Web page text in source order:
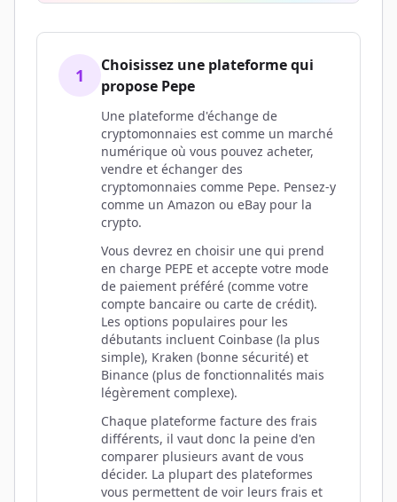
1
Choisissez une plateforme qui
propose Pepe
Une plateforme d'échange de
cryptomonnaies est comme un marché
numérique où vous pouvez acheter,
vendre et échanger des
cryptomonnaies comme Pepe. Pensez-y
comme un Amazon ou eBay pour la
crypto.
Vous devrez en choisir une qui prend
en charge PEPE et accepte votre mode
de paiement préféré (comme votre
compte bancaire ou carte de crédit).
Les options populaires pour les
débutants incluent Coinbase (la plus
simple), Kraken (bonne sécurité) et
Binance (plus de fonctionnalités mais
légèrement complexe).
Chaque plateforme facture des frais
différents, il vaut donc la peine d'en
comparer plusieurs avant de vous
décider. La plupart des plateformes
vous permettent de voir leurs frais et